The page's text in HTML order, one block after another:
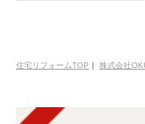
住宅リフォームTOP ｜ 株式会社